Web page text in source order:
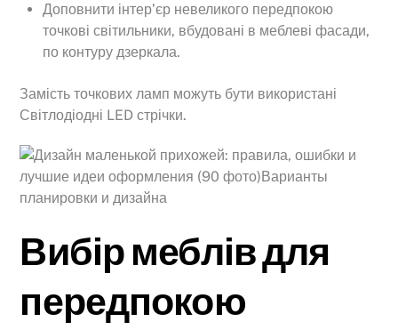
Доповнити інтер’єр невеликого передпокою
точкові світильники, вбудовані в меблеві фасади,
по контуру дзеркала.
Замість точкових ламп можуть бути використані
Світлодіодні LED стрічки.
Вибір меблів для
передпокою